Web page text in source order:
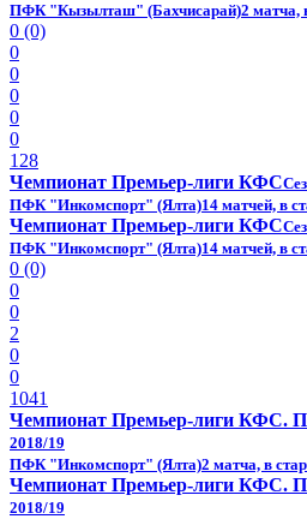
ПФК "Кызылташ" (Бахчисарай)2 матча,
0 (0)
0
0
0
0
0
128
Чемпионат Премьер-лиги КФС
ПФК "Инкомспорт" (Ялта)14 матчей, в
Чемпионат Премьер-лиги КФС
ПФК "Инкомспорт" (Ялта)14 матчей, в
0 (0)
0
0
2
0
0
1041
Чемпионат Премьер-лиги КФС.
2018/19
ПФК "Инкомспорт" (Ялта)2 матча, в
Чемпионат Премьер-лиги КФС.
2018/19